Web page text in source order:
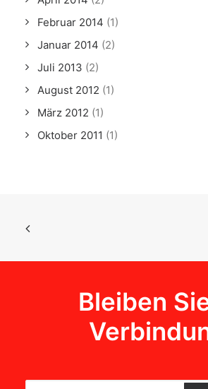
Februar 2014 (1)
Januar 2014 (2)
Juli 2013 (2)
August 2012 (1)
März 2012 (1)
Oktober 2011 (1)
Bleiben